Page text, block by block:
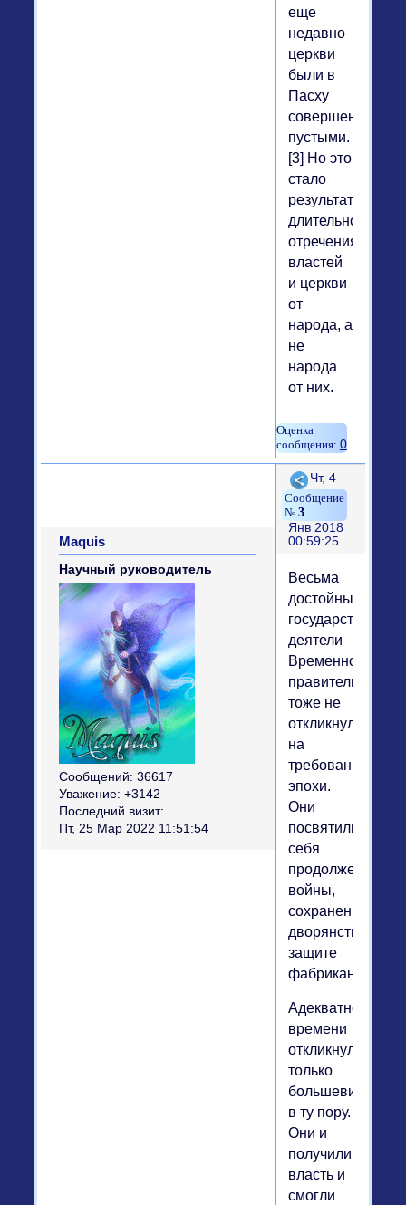
еще
недавно
церкви
были в
Пасху
совершенно
пустыми.
[3] Но это
стало
результатом
длительного
отречения
властей
и церкви
от
народа, а
не
народа
от них.
0
Поделиться
3
Чт, 4
Янв 2018
00:59:25
Maquis
Научный руководитель
Сообщений: 36617
Уважение: +3142
Последний визит:
Пт, 25 Мар 2022 11:51:54
Весьма
достойные
государственные
деятели
Временного
правительства
тоже не
откликнулись
на
требования
эпохи.
Они
посвятили
себя
продолжению
войны,
сохранению
дворянства,
защите
фабрикантов.
Адекватно
времени
откликнулись
только
большевики
в ту пору.
Они и
получили
власть и
смогли